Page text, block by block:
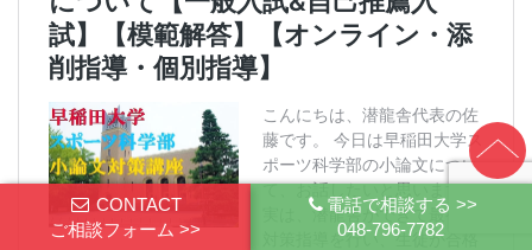
CONTACT
ご相談フォーム >>
電話で相談する >>
048-796-7782